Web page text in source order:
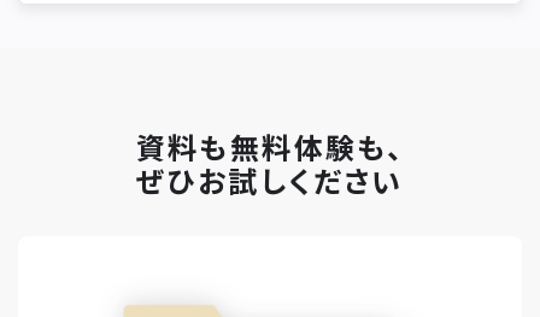
資料も無料体験も、
ぜひお試しください